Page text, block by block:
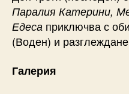
Паралия Катерини,
Едеса приключва с
(Воден) и
Галерия